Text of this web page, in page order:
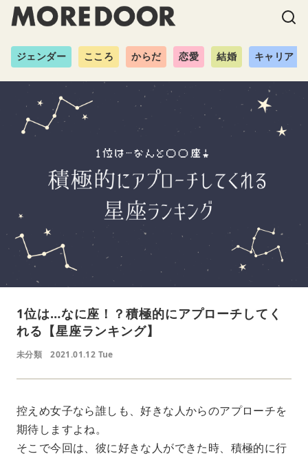
ジェンダー こころ からだ 恋愛 結婚 キャリア
1位は…なに座！？積極的にアプローチしてく
れる【星座ランキング】
未分類 2021.01.12 Tue
控えめ女子なら誰しも、好きな人からのアプローチを
期待しますよね。
そこで今回は、彼に好きな人ができた時、積極的に行